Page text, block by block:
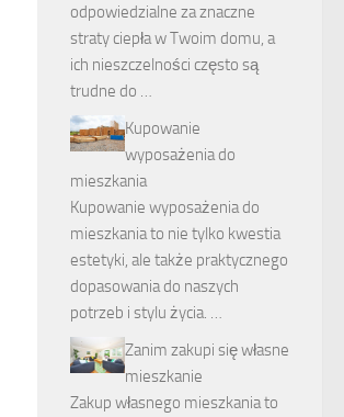
odpowiedzialne za znaczne
straty ciepła w Twoim domu, a
ich nieszczelności często są
trudne do …
Kupowanie
wyposażenia do
mieszkania
Kupowanie wyposażenia do
mieszkania to nie tylko kwestia
estetyki, ale także praktycznego
dopasowania do naszych
potrzeb i stylu życia. …
Zanim zakupi się własne
mieszkanie
Zakup własnego mieszkania to